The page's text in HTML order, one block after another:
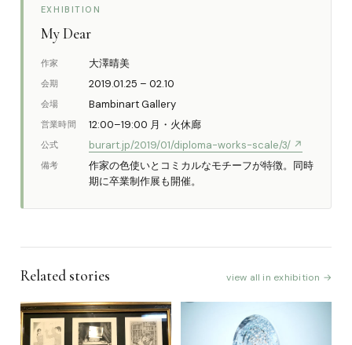
EXHIBITION
My Dear
作家 大澤晴美
会期 2019.01.25 – 02.10
会場 Bambinart Gallery
営業時間 12:00–19:00 月・火休廊
公式 burart.jp/2019/01/diploma-works-scale/3/ ↗
備考
作家の色使いとコミカルなモチーフが特徴。同時
期に卒業制作展も開催。
Related stories view all in exhibition →